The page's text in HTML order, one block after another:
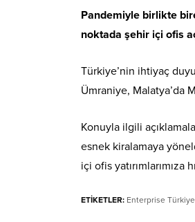
Pandemiyle birlikte
noktada şehir içi ofis
Türkiye’nin ihtiyaç
Ümraniye, Malatya’da
Konuyla ilgili
esnek kiralamaya
içi ofis yatırımlarımıza
ETİKETLER: Enterprise Türkiye